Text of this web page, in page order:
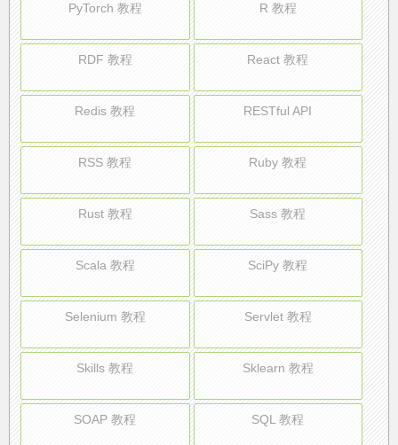
PyTorch 教程 R 教程
RDF 教程 React 教程
Redis 教程 RESTful API
RSS 教程 Ruby 教程
Rust 教程 Sass 教程
Scala 教程 SciPy 教程
Selenium 教程 Servlet 教程
Skills 教程 Sklearn 教程
SOAP 教程 SQL 教程